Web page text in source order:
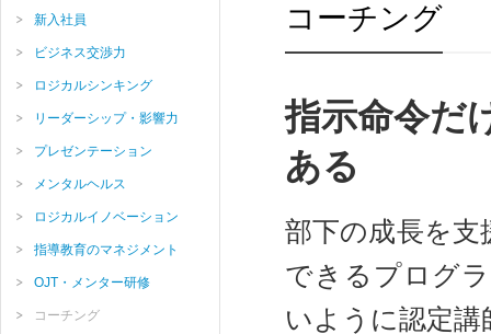
コーチング
指示命令だ
ある
部下の成長を
できるプログ
いように認定
新入社員
ビジネス交渉力
ロジカルシンキング
リーダーシップ・影響力
プレゼンテーション
メンタルヘルス
ロジカルイノベーション
指導教育のマネジメント
OJT・メンター研修
コーチング